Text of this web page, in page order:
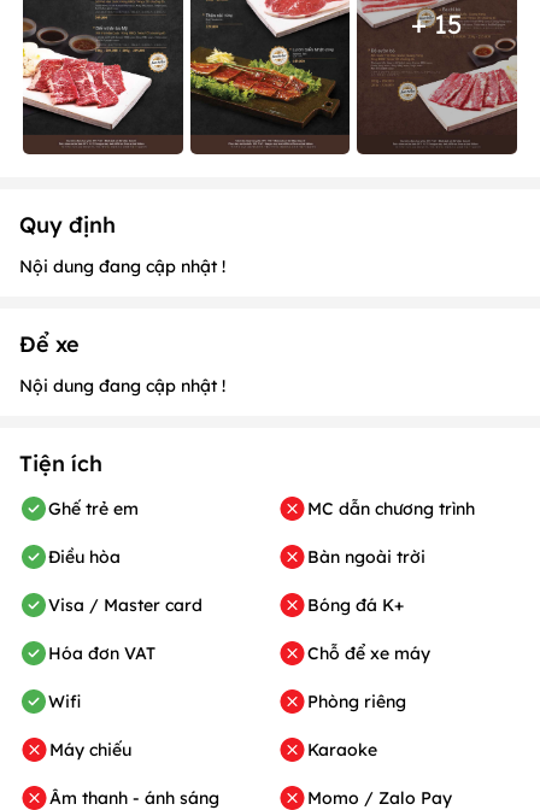
+ 15
Quy định
Nội dung đang cập nhật !
Để xe
Nội dung đang cập nhật !
Tiện ích
Ghế trẻ em
Điều hòa
Visa / Master card
Hóa đơn VAT
Wifi
Máy chiếu
Âm thanh - ánh sáng
MC dẫn chương trình
Bàn ngoài trời
Bóng đá K+
Chỗ để xe máy
Phòng riêng
Karaoke
Momo / Zalo Pay